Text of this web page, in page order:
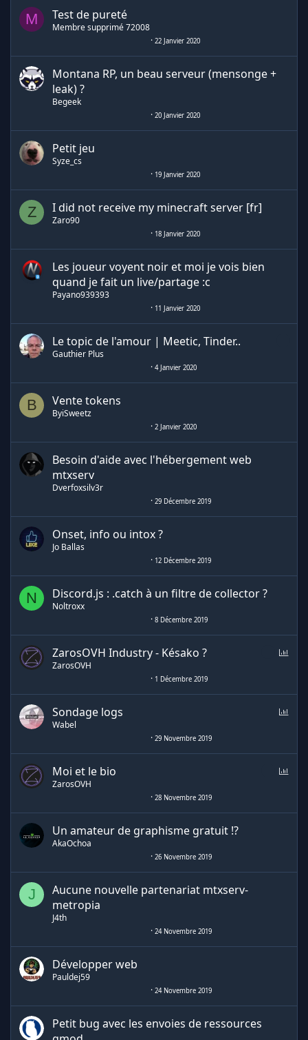
M Test de pureté
Membre supprimé 72008
22 Janvier 2020
Montana RP, un beau serveur (mensonge +
leak) ?
Begeek
20 Janvier 2020
Petit jeu
Syze_cs
19 Janvier 2020
Z I did not receive my minecraft server [fr]
Zaro90
18 Janvier 2020
Les joueur voyent noir et moi je vois bien
quand je fait un live/partage :c
Payano939393
11 Janvier 2020
Le topic de l'amour | Meetic, Tinder..
Gauthier Plus
4 Janvier 2020
B Vente tokens
ByiSweetz
2 Janvier 2020
Besoin d'aide avec l'hébergement web
mtxserv
Dverfoxsilv3r
29 Décembre 2019
Onset, info ou intox ?
Jo Ballas
12 Décembre 2019
N Discord.js : .catch à un filtre de collector ?
Noltroxx
8 Décembre 2019
d
ZarosOVH Industry - Késako ?
ZarosOVH
1 Décembre 2019
d
Sondage logs
Wabel
29 Novembre 2019
d
Moi et le bio
ZarosOVH
28 Novembre 2019
Un amateur de graphisme gratuit !?
AkaOchoa
26 Novembre 2019
J
Aucune nouvelle partenariat mtxserv-
metropia
J4th
24 Novembre 2019
Développer web
Pauldej59
24 Novembre 2019
Petit bug avec les envoies de ressources